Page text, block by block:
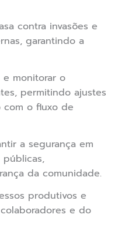
contra invasões e
garantindo a
monitorar o
permitindo ajustes
com o fluxo de
a segurança em
públicas,
da comunidade.
produtivos e
e do